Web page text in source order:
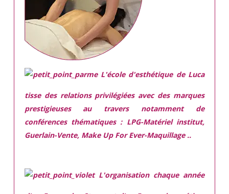
L'école d'esthétique de Luca
tisse des relations privilégiées avec des marques
prestigieuses au travers notamment de
conférences thématiques : LPG-Matériel institut,
Guerlain-Vente, Make Up For Ever-Maquillage ..
L'organisation chaque année